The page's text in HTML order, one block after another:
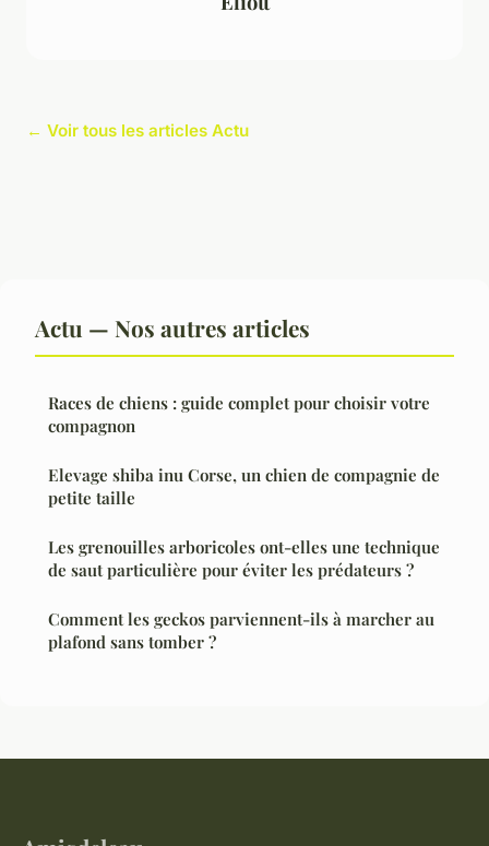
← Voir tous les articles Actu
Actu — Nos autres articles
Races de chiens : guide complet pour choisir votre
compagnon
Elevage shiba inu Corse, un chien de compagnie de
petite taille
Les grenouilles arboricoles ont-elles une technique
de saut particulière pour éviter les prédateurs ?
Comment les geckos parviennent-ils à marcher au
plafond sans tomber ?